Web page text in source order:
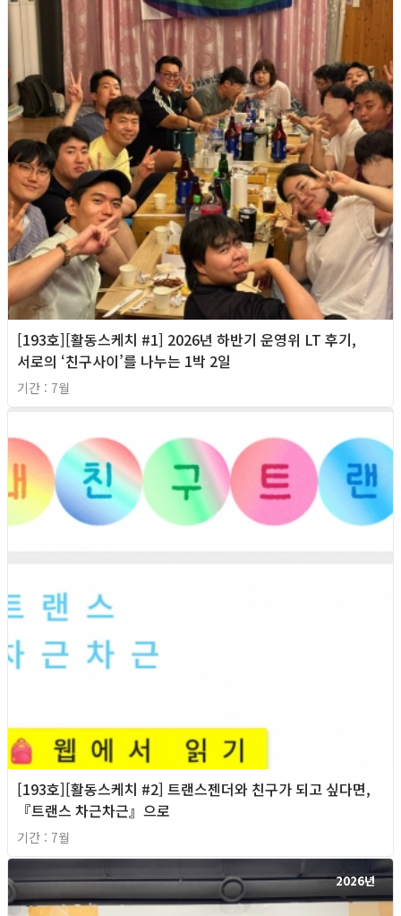
[193호][활동스케치 #1] 2026년 하반기 운영위 LT 후기,
서로의 ‘친구사이’를 나누는 1박 2일
기간 : 7월
[193호][활동스케치 #2] 트랜스젠더와 친구가 되고 싶다면,
『트랜스 차근차근』으로
기간 : 7월
2026년